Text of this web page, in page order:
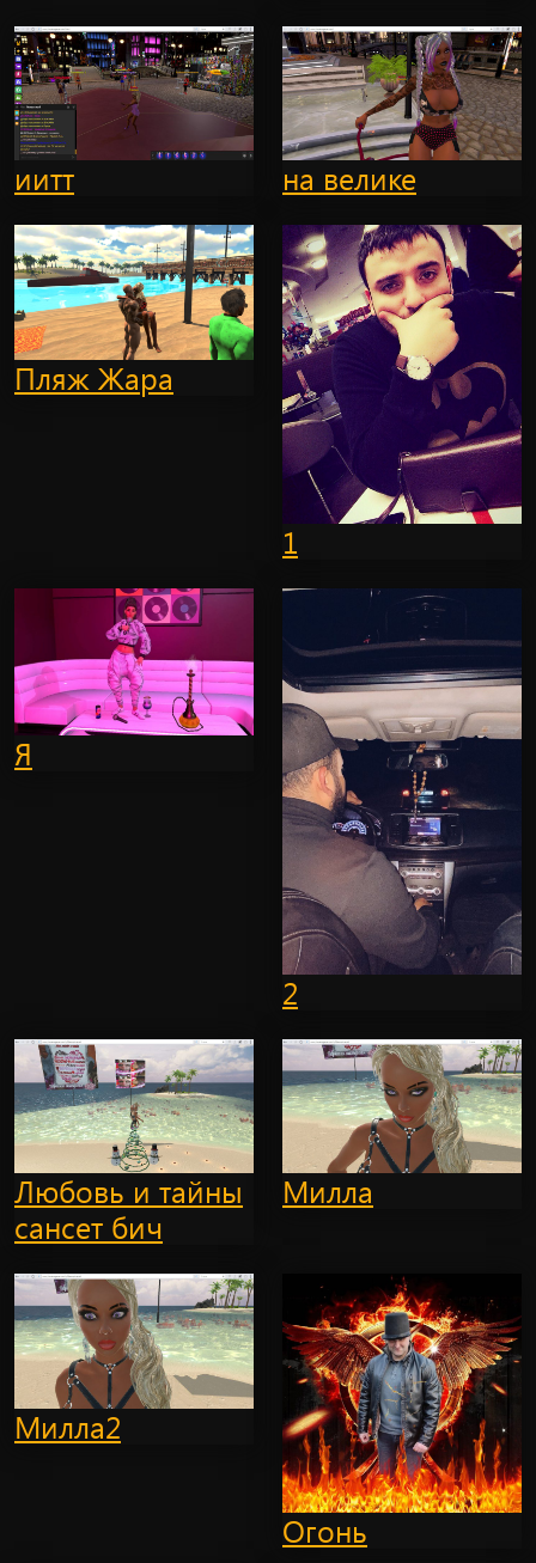
иитт на велике
Пляж Жара
1
Я
2
Любовь и тайны
сансет бич
Милла
Милла2
Огонь